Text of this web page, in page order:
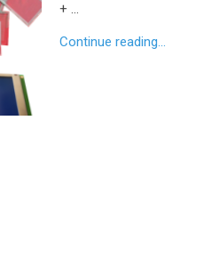
+ …
Continue reading...